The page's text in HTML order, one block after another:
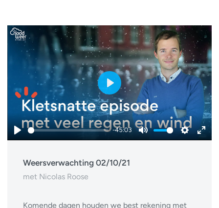
Play
-45:03
Mute Settings
Play
Weersverwachting 02/10/21
met Nicolas Roose
Komende dagen houden we best rekening met